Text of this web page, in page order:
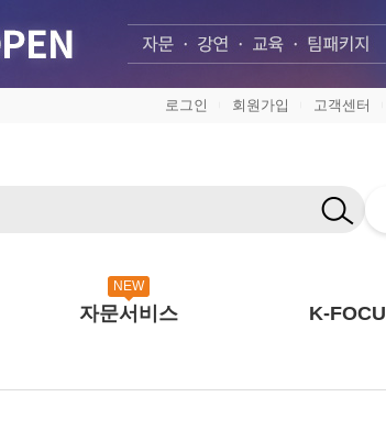
로그인 회원가입 고객센터
NEW
자문서비스 K-